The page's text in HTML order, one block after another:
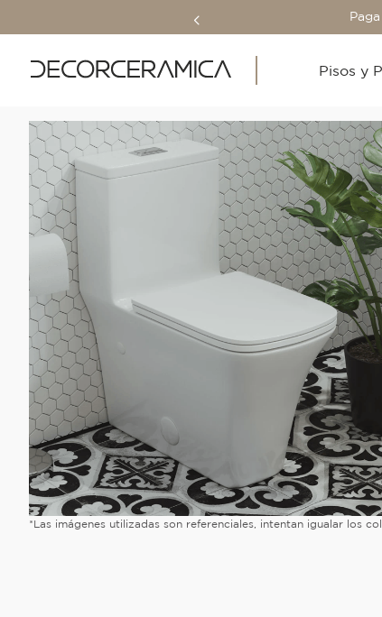
Pisos y
*Las imágenes utilizadas son referenciales, intentan igualar los